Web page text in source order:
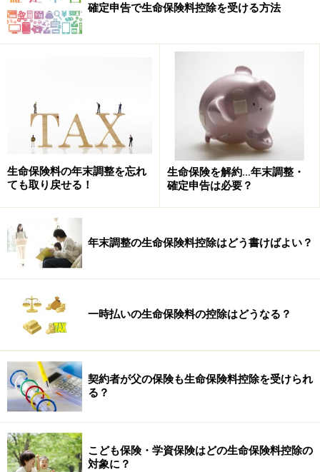
そして、一時払いした生命保険料も、「生命保険料控
払った年に限り、全額が控除の対象になる
「生命保険料控除」とは、支払った保険料の一定額がそ
の年の所得から控除され、所得税と住民税が安くなる税
法上の特典です。
生命保険料控除には「一般の生命保険料控除」、「介護
医療保険料控除」、「個人年金保険料控除」の3つがあ
ります。また、支払った年間保険料の金額によって異な
控除の最高額は「一般生命保険料控除」、「介護医療保
（住民税は2万8000円）で、合計して12万円です。平成
23年12月31日までに加入した旧契約は「一般の生命保険
料控除」、「個人年金保険料控除」それぞれで5万円
（住民税は3万5000円）で、合計して10万円（住民税は7
万円）です。
確定申告で生命保険料控除を受ける方法
生命保険料の年末調整を忘れ
ても取り戻せる！
生命保険を解約…年末調整・
確定申告は必要？
年末調整の生命保険料控除はどう書けばよい？
一時払いの生命保険料の控除はどうなる？
契約者が父の保険も生命保険料控除を受けられ
る？
こども保険・学資保険はどの生命保険料控除の
対象に？